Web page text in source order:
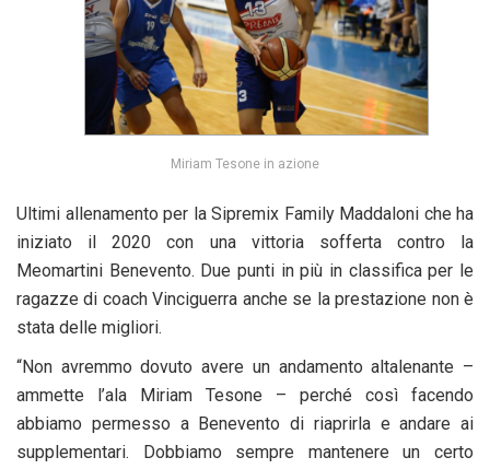
Miriam Tesone in azione
Ultimi allenamento per la Sipremix Family Maddaloni che ha
iniziato il 2020 con una vittoria sofferta contro la
Meomartini Benevento. Due punti in più in classifica per le
ragazze di coach Vinciguerra anche se la prestazione non è
stata delle migliori.
“Non avremmo dovuto avere un andamento altalenante –
ammette l’ala Miriam Tesone – perché così facendo
abbiamo permesso a Benevento di riaprirla e andare ai
supplementari. Dobbiamo sempre mantenere un certo